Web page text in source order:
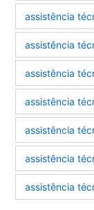
assistência
assistência
assistência
assistência
assistência
assistência
assistência